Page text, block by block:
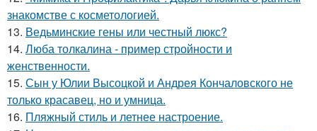
знакомстве с косметологией.
13. Ведьминские гены или честный люкс?
14. Люба толкалина - пример стройности и
женственности.
15. Сын у Юлии Высоцкой и Андрея Кончаловского не
только красавец, но и умница.
16. Пляжный стиль и летнее настроение.